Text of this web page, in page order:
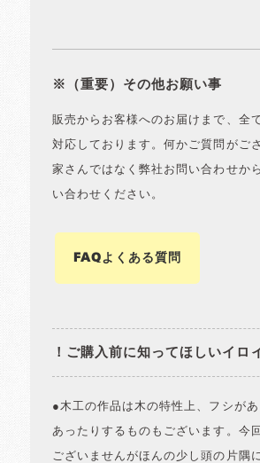
※（重要）その他お願い事
販売からお客様へのお届けまで、全
対応しております。何かご質問がご
家さんではなく弊社お問い合わせか
い合わせください。
FAQよくある質問
！ご購入前に知ってほしいイロ
●木工の作品は木の特性上、フシが
あったりするものもございます。今
ございませんがほんの少し頭の片隅